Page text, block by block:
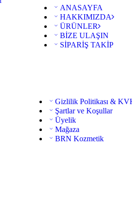
ANASAYFA
HAKKIMIZDA
ÜRÜNLER
BİZE ULAŞIN
SİPARİŞ TAKİP
Gizlilik Politikası &
Şartlar ve Koşullar
Üyelik
Mağaza
BRN Kozmetik